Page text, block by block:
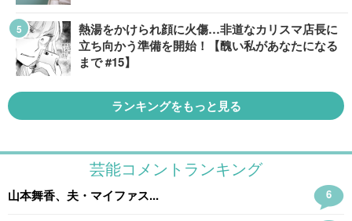
熱湯をかけられ顔に火傷…非道なカリスマ店長に
立ち向かう準備を開始！【醜い私があなたになる
まで #15】
ランキングをもっと見る